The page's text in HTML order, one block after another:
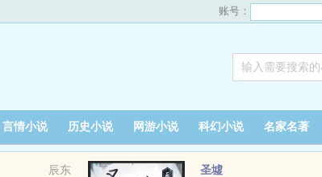
账号：
言情小说 历史小说 网游小说 科幻小说 名家名著
辰东 圣墟